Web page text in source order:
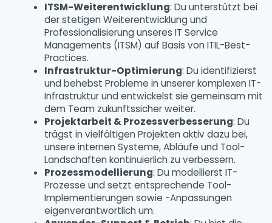
ITSM-Weiterentwicklung: Du unterstützt bei
der stetigen Weiterentwicklung und
Professionalisierung unseres IT Service
Managements (ITSM) auf Basis von ITIL-Best-
Practices.
Infrastruktur-Optimierung: Du identifizierst
und behebst Probleme in unserer komplexen IT-
Infrastruktur und entwickelst sie gemeinsam mit
dem Team zukunftssicher weiter.
Projektarbeit & Prozessverbesserung: Du
trägst in vielfältigen Projekten aktiv dazu bei,
unsere internen Systeme, Abläufe und Tool-
Landschaften kontinuierlich zu verbessern.
Prozessmodellierung: Du modellierst IT-
Prozesse und setzt entsprechende Tool-
Implementierungen sowie -Anpassungen
eigenverantwortlich um.